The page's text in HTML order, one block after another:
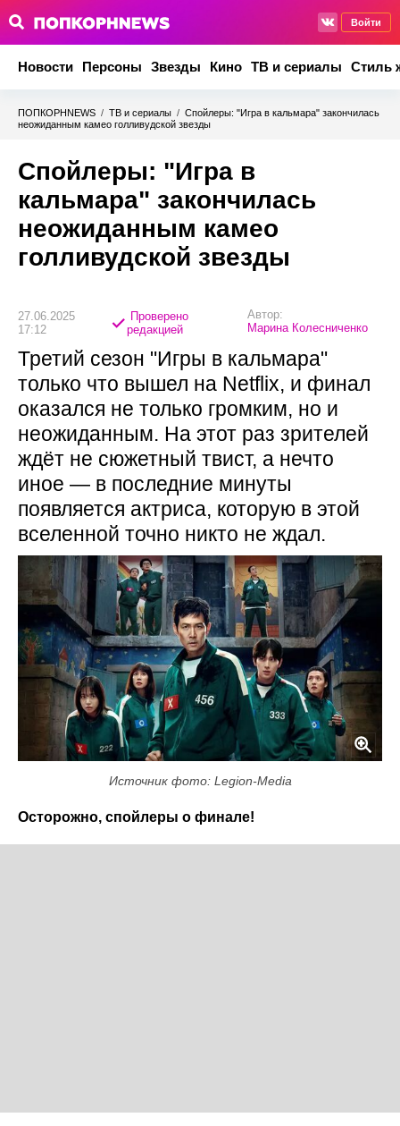
Войти
Новости Персоны Звезды Кино ТВ и сериалы Стиль
ПОПКОРНNEWS / ТВ и сериалы / Спойлеры: "Игра в кальмара" закончилась
неожиданным камео голливудской звезды
Спойлеры: "Игра в
кальмара" закончилась
неожиданным камео
голливудской звезды
27.06.2025
17:12
Проверено
редакцией
Автор:
Марина Колесниченко
Третий сезон "Игры в кальмара"
только что вышел на Netflix, и финал
оказался не только громким, но и
неожиданным. На этот раз зрителей
ждёт не сюжетный твист, а нечто
иное — в последние минуты
появляется актриса, которую в этой
вселенной точно никто не ждал.
Источник фото: Legion-Media
Осторожно, спойлеры о финале!